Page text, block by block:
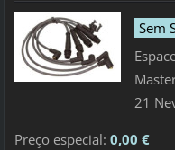
Sem
21
Preço especial: 0,00 €